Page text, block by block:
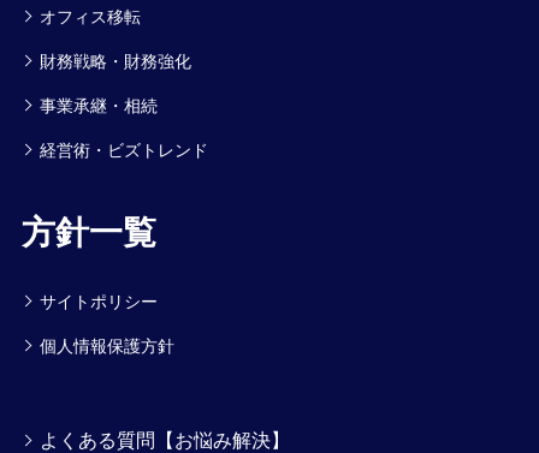
オフィス移転
財務戦略・財務強化
事業承継・相続
経営術・ビズトレンド
方針一覧
サイトポリシー
個人情報保護方針
よくある質問【お悩み解決】